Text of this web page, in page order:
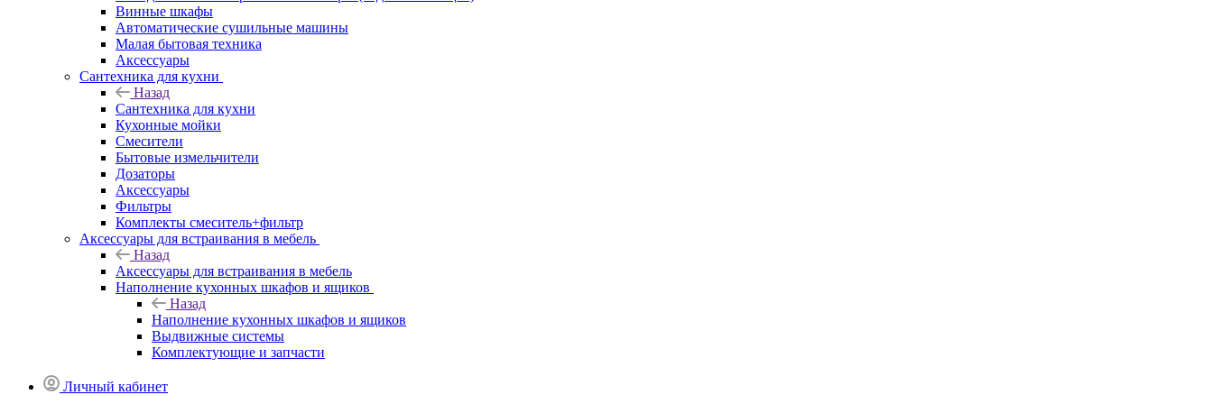
Винные шкафы
Автоматические сушильные машины
Малая бытовая техника
Аксессуары
Сантехника для кухни
Назад
Сантехника для кухни
Кухонные мойки
Смесители
Бытовые измельчители
Дозаторы
Аксессуары
Фильтры
Комплекты смеситель+фильтр
Аксессуары для встраивания в мебель
Назад
Аксессуары для встраивания в мебель
Наполнение кухонных шкафов и ящиков
Назад
Наполнение кухонных шкафов и ящиков
Выдвижные системы
Комплектующие и запчасти
Личный кабинет